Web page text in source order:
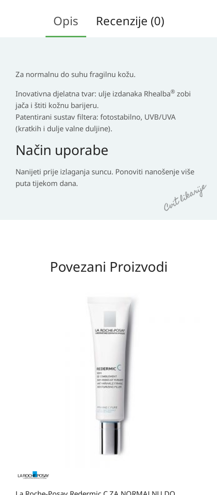
Opis Recenzije (0)
Za normalnu do suhu fragilnu kožu.
Inovativna djelatna tvar: ulje izdanaka Rhealba® zobi
jača i štiti kožnu barijeru.
Patentirani sustav filtera: fotostabilno, UVB/UVA
(kratkih i dulje valne duljine).
Način uporabe
Nanijeti prije izlaganja suncu. Ponoviti nanošenje više
puta tijekom dana.
Povezani Proizvodi